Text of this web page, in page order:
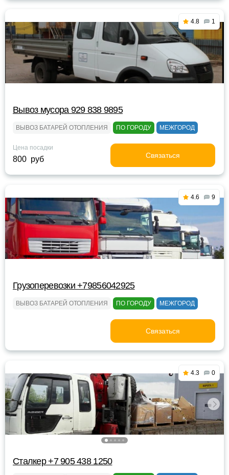
4.8 1
Вывоз мусора 929 838 9895
ВЫВОЗ БАТАРЕЙ ОТОПЛЕНИЯ ПО ГОРОДУ МЕЖГОРОД
Цена посадки
800 руб Связаться
4.6 9
Грузоперевозки +79856042925
ВЫВОЗ БАТАРЕЙ ОТОПЛЕНИЯ ПО ГОРОДУ МЕЖГОРОД
Связаться
4.3 0
Сталкер +7 905 438 1250